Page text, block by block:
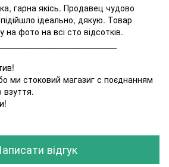
гарна якісь. Продавец чудово
ідеально, дякую. Товар
на фото на всі сто відсотків.
ми стоковий магазиг с поєднанням
взуття.
відгук